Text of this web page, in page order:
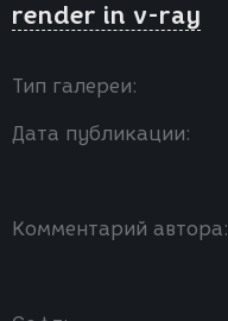
render in v-ray
Тип галереи:
Дата публикации:
Комментарий автора: